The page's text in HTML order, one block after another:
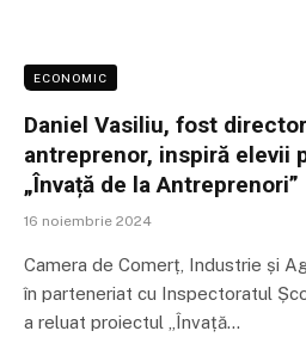
ECONOMIC
Daniel Vasiliu, fost
antreprenor, inspiră elevii
„Învață de la Antreprenori”
16 noiembrie 2024
Camera de Comerț, Industrie și
în parteneriat cu Inspectoratul
a reluat proiectul „Învață…